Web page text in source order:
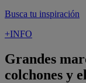
Busca tu inspiración
+INFO
Grandes
colchones y